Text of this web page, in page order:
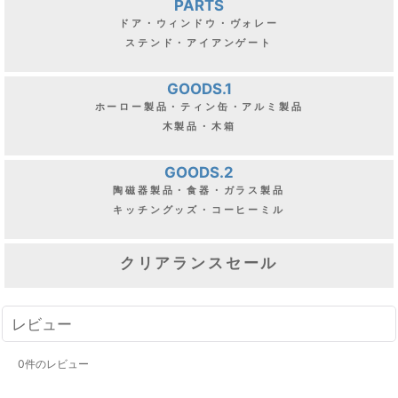
PARTS
ドア・ウィンドウ・ヴォレー
ステンド・アイアンゲート
GOODS.1
ホーロー製品・ティン缶・アルミ製品
木製品・木箱
GOODS.2
陶磁器製品・食器・ガラス製品
キッチングッズ・コーヒーミル
クリアランスセール
レビュー
0件のレビュー